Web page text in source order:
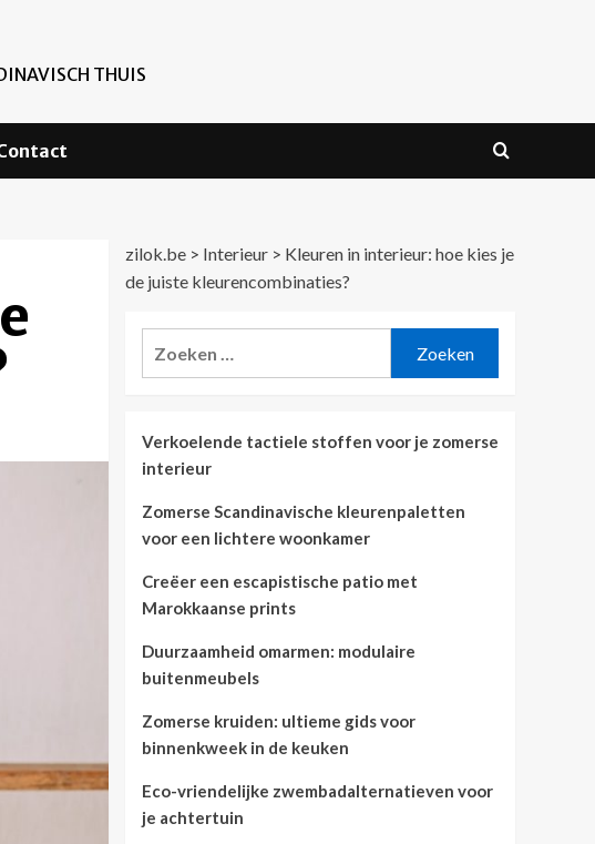
THUIS
zilok.be> Interieur> Kleuren in interieur: hoe kies je
de juiste kleurencombinaties?
Verkoelende tactiele stoffen voor je zomerse
interieur
Zomerse Scandinavische kleurenpaletten
voor een lichtere woonkamer
Creëer een escapistische patio met
Marokkaanse prints
Duurzaamheid omarmen: modulaire
buitenmeubels
Zomerse kruiden: ultieme gids voor
binnenkweek in de keuken
Eco-vriendelijke zwembadalternatieven voor
je achtertuin